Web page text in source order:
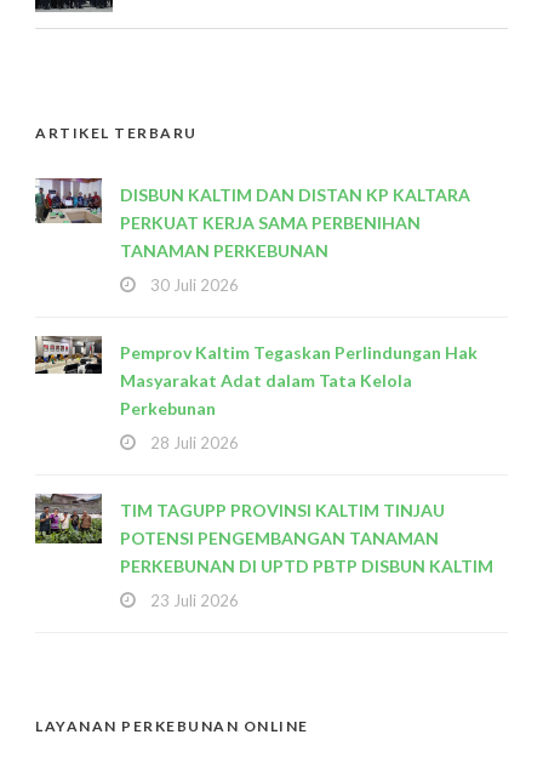
ARTIKEL TERBARU
DISBUN KALTIM DAN DISTAN KP KALTARA
PERKUAT KERJA SAMA PERBENIHAN
TANAMAN PERKEBUNAN
30 Juli 2026
Pemprov Kaltim Tegaskan Perlindungan Hak
Masyarakat Adat dalam Tata Kelola
Perkebunan
28 Juli 2026
TIM TAGUPP PROVINSI KALTIM TINJAU
POTENSI PENGEMBANGAN TANAMAN
PERKEBUNAN DI UPTD PBTP DISBUN KALTIM
23 Juli 2026
LAYANAN PERKEBUNAN ONLINE